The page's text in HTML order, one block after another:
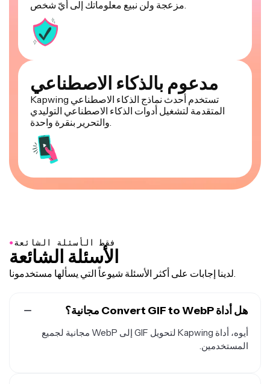
مدعوم بالذكاء الاصطناعي
Kapwing تستخدم أحدث نماذج الذكاء الاصطناعي
المتقدمة لتشغيل أدوات الذكاء الاصطناعي التوليدي
●فقط الأسئلة الشائعة
الأسئلة الشائعة
هل أداة Convert GIF to WebP مجانية؟
أيوه، أداة Kapwing لتحويل GIF إلى WebP مجانية لجميع
المستخدمين.